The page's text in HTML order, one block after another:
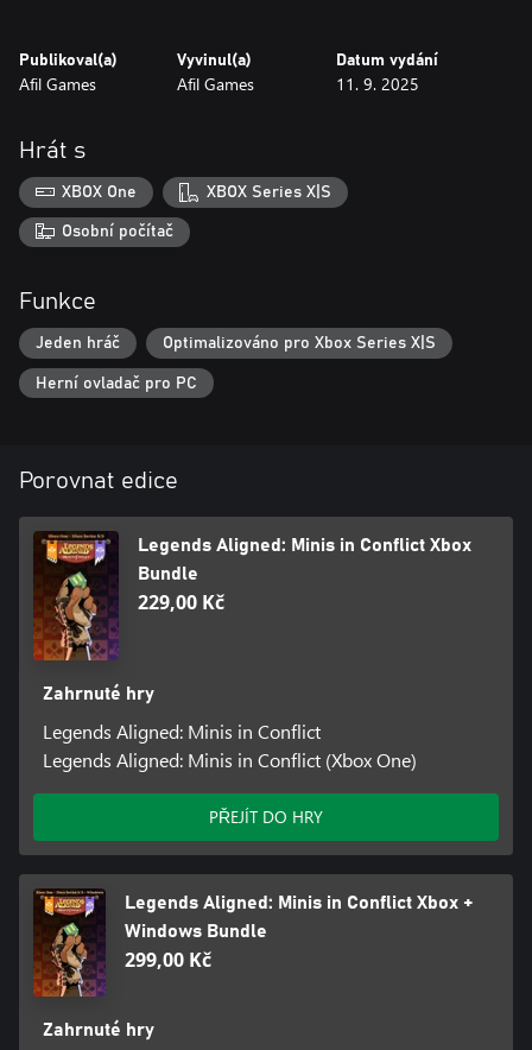
Publikoval(a)
Afil Games
Vyvinul(a)
Afil Games
Datum vydání
11. 9. 2025
Hrát s
XBOX One XBOX Series X|S
Osobní počítač
Funkce
Jeden hráč Optimalizováno pro Xbox Series X|S
Herní ovladač pro PC
Porovnat edice
Legends Aligned: Minis in Conflict Xbox
Bundle
229,00 Kč
Zahrnuté hry
Legends Aligned: Minis in Conflict
Legends Aligned: Minis in Conflict (Xbox One)
PŘEJÍT DO HRY
Legends Aligned: Minis in Conflict Xbox +
Windows Bundle
299,00 Kč
Zahrnuté hry